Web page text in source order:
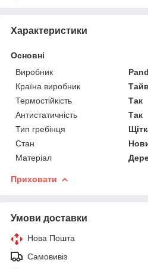
Характеристики
Основні
Виробник
Країна виробник
Термостійкість
Так
Антистатичність
Так
Тип гребінця
Стан
Матеріал
Приховати
Умови доставки
Нова Пошта
Самовивіз